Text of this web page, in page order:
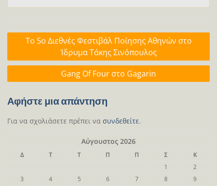
Πλοήγηση
Το 5ο Διεθνές Φεστιβάλ Ποίησης Αθηνών στο
Ίδρυμα Τάκης Σινόπουλος
Gang Of Four στο Gagarin
Αφήστε μια απάντηση
Για να σχολιάσετε πρέπει να συνδεθείτε.
Αύγουστος 2026
Δ Τ Τ Π Π Σ
Κ
1
2
3
4 5 6 7 8 9